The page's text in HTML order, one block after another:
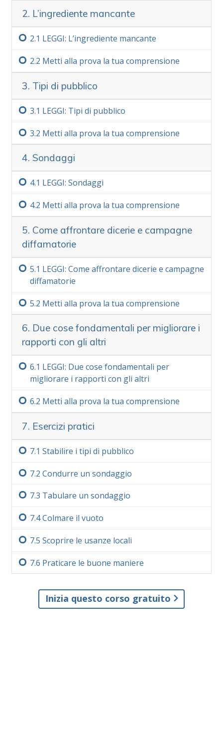
soggetto sianovasti, le idee fondamentali e i
metodi qui descritti vi saranno estremamente
utili per conseguire le vostre mete personali o
quelle della vostra organizzazione, progetto o
Nota importante
Facendo questo corso assicurati di non
oltrepassare mai una parola che non capisci
perfettamente. L’unico motivo per cui una
persona abbandona uno studio, si sente
confusa o è incapace di imparare, è che ha
oltrepassato una parola che non ha capito.
Altro
2. L’ingrediente mancante
LEGGI: L’ingrediente mancante
Metti alla prova la tua comprensione
3. Tipi di pubblico
LEGGI: Tipi di pubblico
Metti alla prova la tua comprensione
4. Sondaggi
LEGGI: Sondaggi
Metti alla prova la tua comprensione
5. Come affrontare dicerie e campagne
diffamatorie
LEGGI: Come affrontare dicerie e campagne
diffamatorie
Metti alla prova la tua comprensione
6. Due cose fondamentali per migliorare i
rapporti con gli altri
LEGGI: Due cose fondamentali per
migliorare i rapporti con gli altri
Metti alla prova la tua comprensione
7. Esercizi pratici
Stabilire i tipi di pubblico
Condurre un sondaggio
Tabulare un sondaggio
7.‏4Colmare il vuoto
Scoprire le usanze locali
Praticare le buone maniere
Inizia questo corso gratuito